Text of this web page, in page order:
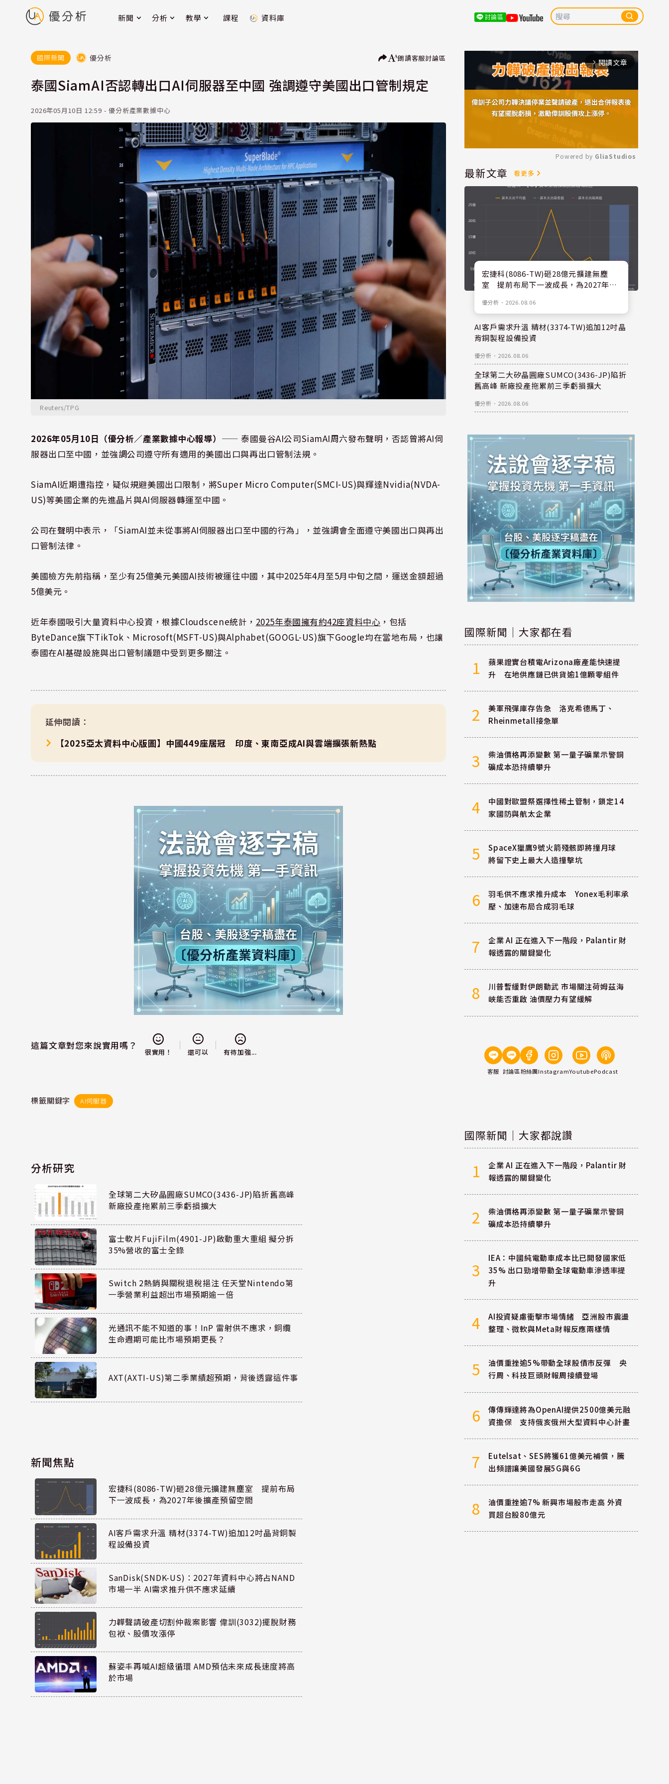
新聞 分析 教學 課程 資料庫 討論區
國際新聞 優分析 朗讀客服討論區
泰國SiamAI否認轉出口AI伺服器至中國 強調遵守美國出口管制規定
2026年05月10日 12:59 - 優分析產業數據中心
Reuters/TPG
2026年05月10日（優分析／產業數據中心報導） ⸺ 泰國曼谷AI公司SiamAI周六發布聲明，否認曾將AI伺
服器出口至中國，並強調公司遵守所有適用的美國出口與再出口管制法規。
SiamAI近期遭指控，疑似規避美國出口限制，將Super Micro Computer(SMCI-US)與輝達Nvidia(NVDA-
US)等美國企業的先進晶片與AI伺服器轉運至中國。
公司在聲明中表示，「SiamAI並未從事將AI伺服器出口至中國的行為」，並強調會全面遵守美國出口與再出
口管制法律。
美國檢方先前指稱，至少有25億美元美國AI技術被運往中國，其中2025年4月至5月中旬之間，運送金額超過
5億美元。
近年泰國吸引大量資料中心投資，根據Cloudscene統計， 2025年泰國擁有約42座資料中心 ，包括
ByteDance旗下TikTok、Microsoft(MSFT-US)與Alphabet(GOOGL-US)旗下Google均在當地布局，也讓
泰國在AI基礎設施與出口管制議題中受到更多關注。
延伸閱讀：
【2025亞太資料中心版圖】中國449座居冠 印度、東南亞成AI與雲端擴張新熱點
這篇文章對您來說實用嗎？
很實用！ 還可以 有待加強...
標籤關鍵字 AI伺服器
分析研究
全球第二大矽晶圓廠SUMCO(3436-JP)陷折舊高峰
新廠投產拖累前三季虧損擴大
富士軟片FujiFilm(4901-JP)啟動重大重組 擬分拆
35%營收的富士全錄
Switch 2熱銷與關稅退稅挹注 任天堂Nintendo第
一季營業利益超出市場預期逾一倍
光通訊不能不知道的事！InP 雷射供不應求，銅纜
生命週期可能比市場預期更長？
AXT(AXTI-US)第二季業績超預期，背後透露這件事
新聞焦點
宏捷科(8086-TW)砸28億元擴建無塵室 提前布局
下一波成長，為2027年後擴產預留空間
AI客戶需求升溫 精材(3374-TW)追加12吋晶背銅製
程設備投資
SanDisk(SNDK-US)：2027年資料中心將占NAND
市場一半 AI需求推升供不應求延續
力韡聲請破產切割仲裁案影響 偉訓(3032)擺脫財務
包袱、股價攻漲停
蘇姿丰再喊AI超級循環 AMD預估未來成長速度將高
於市場
arrow_forward_ios 閱讀文章
Mute
Powered by GliaStudios
最新文章 看更多
宏捷科(8086-TW)砸28億元擴建無塵
室 提前布局下一波成長，為2027年後
優分析 ． 2026.08.06
AI客戶需求升溫 精材(3374-TW)追加12吋晶
背銅製程設備投資
優分析 ． 2026.08.06
全球第二大矽晶圓廠SUMCO(3436-JP)陷折
舊高峰 新廠投產拖累前三季虧損擴大
優分析 ． 2026.08.06
國際新聞｜大家都在看
1
蘋果證實台積電Arizona廠產能快速提
升 在地供應鏈已供貨逾1億顆零組件
2
美軍飛彈庫存告急 洛克希德馬丁、
Rheinmetall接急單
3
柴油價格再添變數 第一量子礦業示警銅
礦成本恐持續攀升
4
中國對歐盟祭選擇性稀土管制，鎖定14
家國防與航太企業
5
SpaceX獵鷹9號火箭殘骸即將撞月球
將留下史上最大人造撞擊坑
6
羽毛供不應求推升成本 Yonex毛利率承
壓、加速布局合成羽毛球
7
企業 AI 正在進入下一階段，Palantir 財
報透露的關鍵變化
8
川普暫緩對伊朗動武 市場關注荷姆茲海
峽能否重啟 油價壓力有望緩解
客服 討論區粉絲團InstagramYoutubePodcast
國際新聞｜大家都說讚
1
企業 AI 正在進入下一階段，Palantir 財
報透露的關鍵變化
2
柴油價格再添變數 第一量子礦業示警銅
礦成本恐持續攀升
3
IEA：中國純電動車成本比已開發國家低
35% 出口勁增帶動全球電動車滲透率提
升
4
AI投資疑慮衝擊市場情緒 亞洲股市震盪
整理、微軟與Meta財報反應兩樣情
5
油價重挫逾5%帶動全球股債市反彈 央
行周、科技巨頭財報周接續登場
6
傳傳輝達將為OpenAI提供2500億美元融
資擔保 支持俄亥俄州大型資料中心計畫
7
Eutelsat、SES將獲61億美元補償，騰
出頻譜讓美國發展5G與6G
8
油價重挫逾7% 新興市場股市走高 外資
買超台股80億元